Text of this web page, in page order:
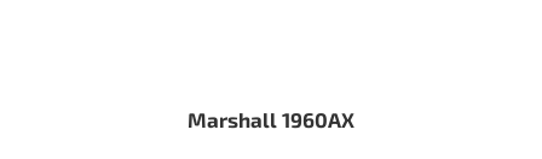
Marshall 1960AX